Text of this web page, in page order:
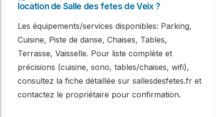
location de Salle des fetes de Veix ?
Les équipements/services disponibles: Parking,
Cuisine, Piste de danse, Chaises, Tables,
Terrasse, Vaisselle. Pour liste complète et
précisions (cuisine, sono, tables/chaises, wifi),
consultez la fiche détaillée sur sallesdesfetes.fr et
contactez le propriétaire pour confirmation.